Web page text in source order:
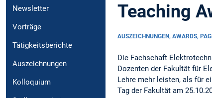
Newsletter
Vorträge
Tätigkeitsberichte
Auszeichnungen
Kolloquium
Teaching
AUSZEICHNUNGEN, AWARDS,
Die Fachschaft
Dozenten der Fakultät für
Lehre mehr leisten, als für
Tag der Fakultät am